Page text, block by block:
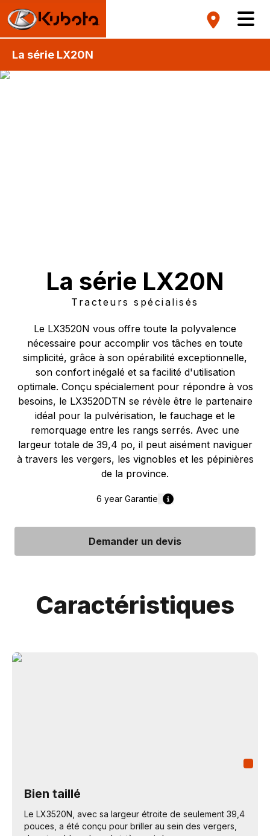
La série LX20N
La série LX20N
Tracteurs spécialisés
Le LX3520N vous offre toute la polyvalence
nécessaire pour accomplir vos tâches en toute
simplicité, grâce à son opérabilité exceptionnelle,
son confort inégalé et sa facilité d'utilisation
optimale. Conçu spécialement pour répondre à vos
besoins, le LX3520DTN se révèle être le partenaire
idéal pour la pulvérisation, le fauchage et le
remorquage entre les rangs serrés. Avec une
largeur totale de 39,4 po, il peut aisément naviguer
à travers les vergers, les vignobles et les pépinières
de la province.
6 year Garantie
Demander un devis
Caractéristiques
Bien taillé
Le LX3520N, avec sa largeur étroite de seulement 39,4
pouces, a été conçu pour briller au sein des vergers,